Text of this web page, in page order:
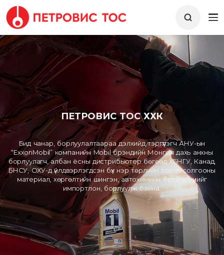
ПЕТРОВИС ТОС ХХК
Бид чанар, борлуулалтаараа дэлхийд тэргүүлэгч АНУ-ын
“ExxonMobil” компанийн Mobil брэндийн Монгол дахь анхны
борлуулагч, албан ёсны дистрибьютер бөгөөд ХБНГУ, Канад,
БНСУ, ОХУ-д үйлдвэрлэгдсэн бүх нэр төрлийн тос тосолгооны
материал, хөргөлтийн шингэн, автохимийн бүтээгдэхүүнийг
импортлон, борлуулж байна.